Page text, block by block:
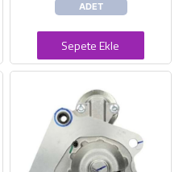
ADET
Sepete Ekle